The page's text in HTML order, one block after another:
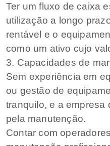
Ter um fluxo de caixa
utilização a longo
rentável e o
como um ativo cujo
3. Capacidades de
Sem experiência em
ou gestão de
tranquilo, e a empresa
pela manutenção.
Contar com